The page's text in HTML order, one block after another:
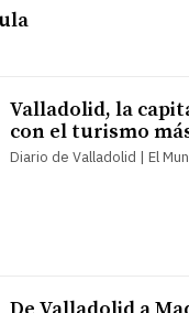
Valladolid, la
con el turismo
Diario de Valladolid | El